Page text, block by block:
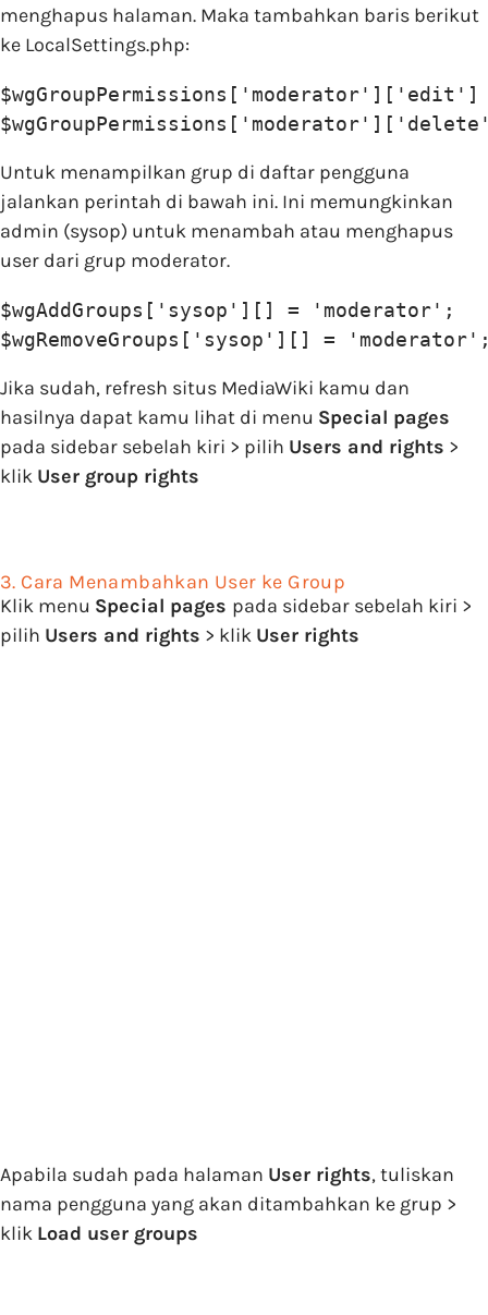
menghapus halaman. Maka tambahkan baris berikut
ke LocalSettings.php:
Untuk menampilkan grup di daftar pengguna
jalankan perintah di bawah ini. Ini memungkinkan
admin (sysop) untuk menambah atau menghapus
user dari grup moderator.
$wgAddGroups['sysop'][] = 'moderator';
$wgRemoveGroups['sysop'][] =
Jika sudah, refresh situs MediaWiki kamu dan
hasilnya dapat kamu lihat di menu Special pages
pada sidebar sebelah kiri > pilih Users and rights >
klik User group rights
3. Cara Menambahkan User ke Group
Klik menu Special pages pada sidebar sebelah kiri >
pilih Users and rights > klik User rights
Apabila sudah pada halaman User rights, tuliskan
nama pengguna yang akan ditambahkan ke grup >
klik Load user groups